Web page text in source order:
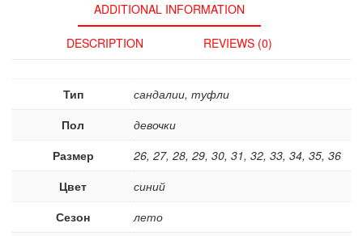
ADDITIONAL INFORMATION
DESCRIPTION REVIEWS (0)
Тип
сандалии, туфли
Пол
девочки
Размер
26, 27, 28, 29, 30, 31, 32, 33, 34, 35, 36
Цвет
синий
Сезон
лето